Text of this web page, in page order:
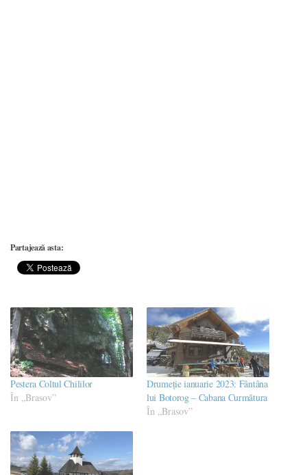
Partajează asta:
Pestera Coltul Chililor
În „Brasov”
Drumeție ianuarie 2023: Fântâna
lui Botorog – Cabana Curmătura
În „Brasov”